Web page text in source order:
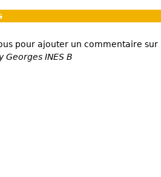
pour ajouter un commentaire sur
Georges INES B